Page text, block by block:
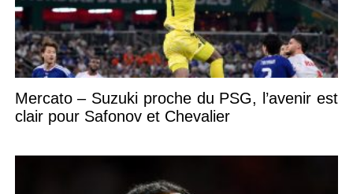
Mercato – Suzuki proche du PSG, l’avenir est
clair pour Safonov et Chevalier